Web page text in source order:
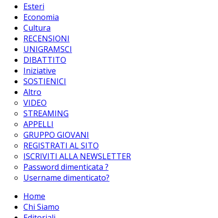
Esteri
Economia
Cultura
RECENSIONI
UNIGRAMSCI
DIBATTITO
Iniziative
SOSTIENICI
Altro
VIDEO
STREAMING
APPELLI
GRUPPO GIOVANI
REGISTRATI AL SITO
ISCRIVITI ALLA NEWSLETTER
Password dimenticata ?
Username dimenticato?
Home
Chi Siamo